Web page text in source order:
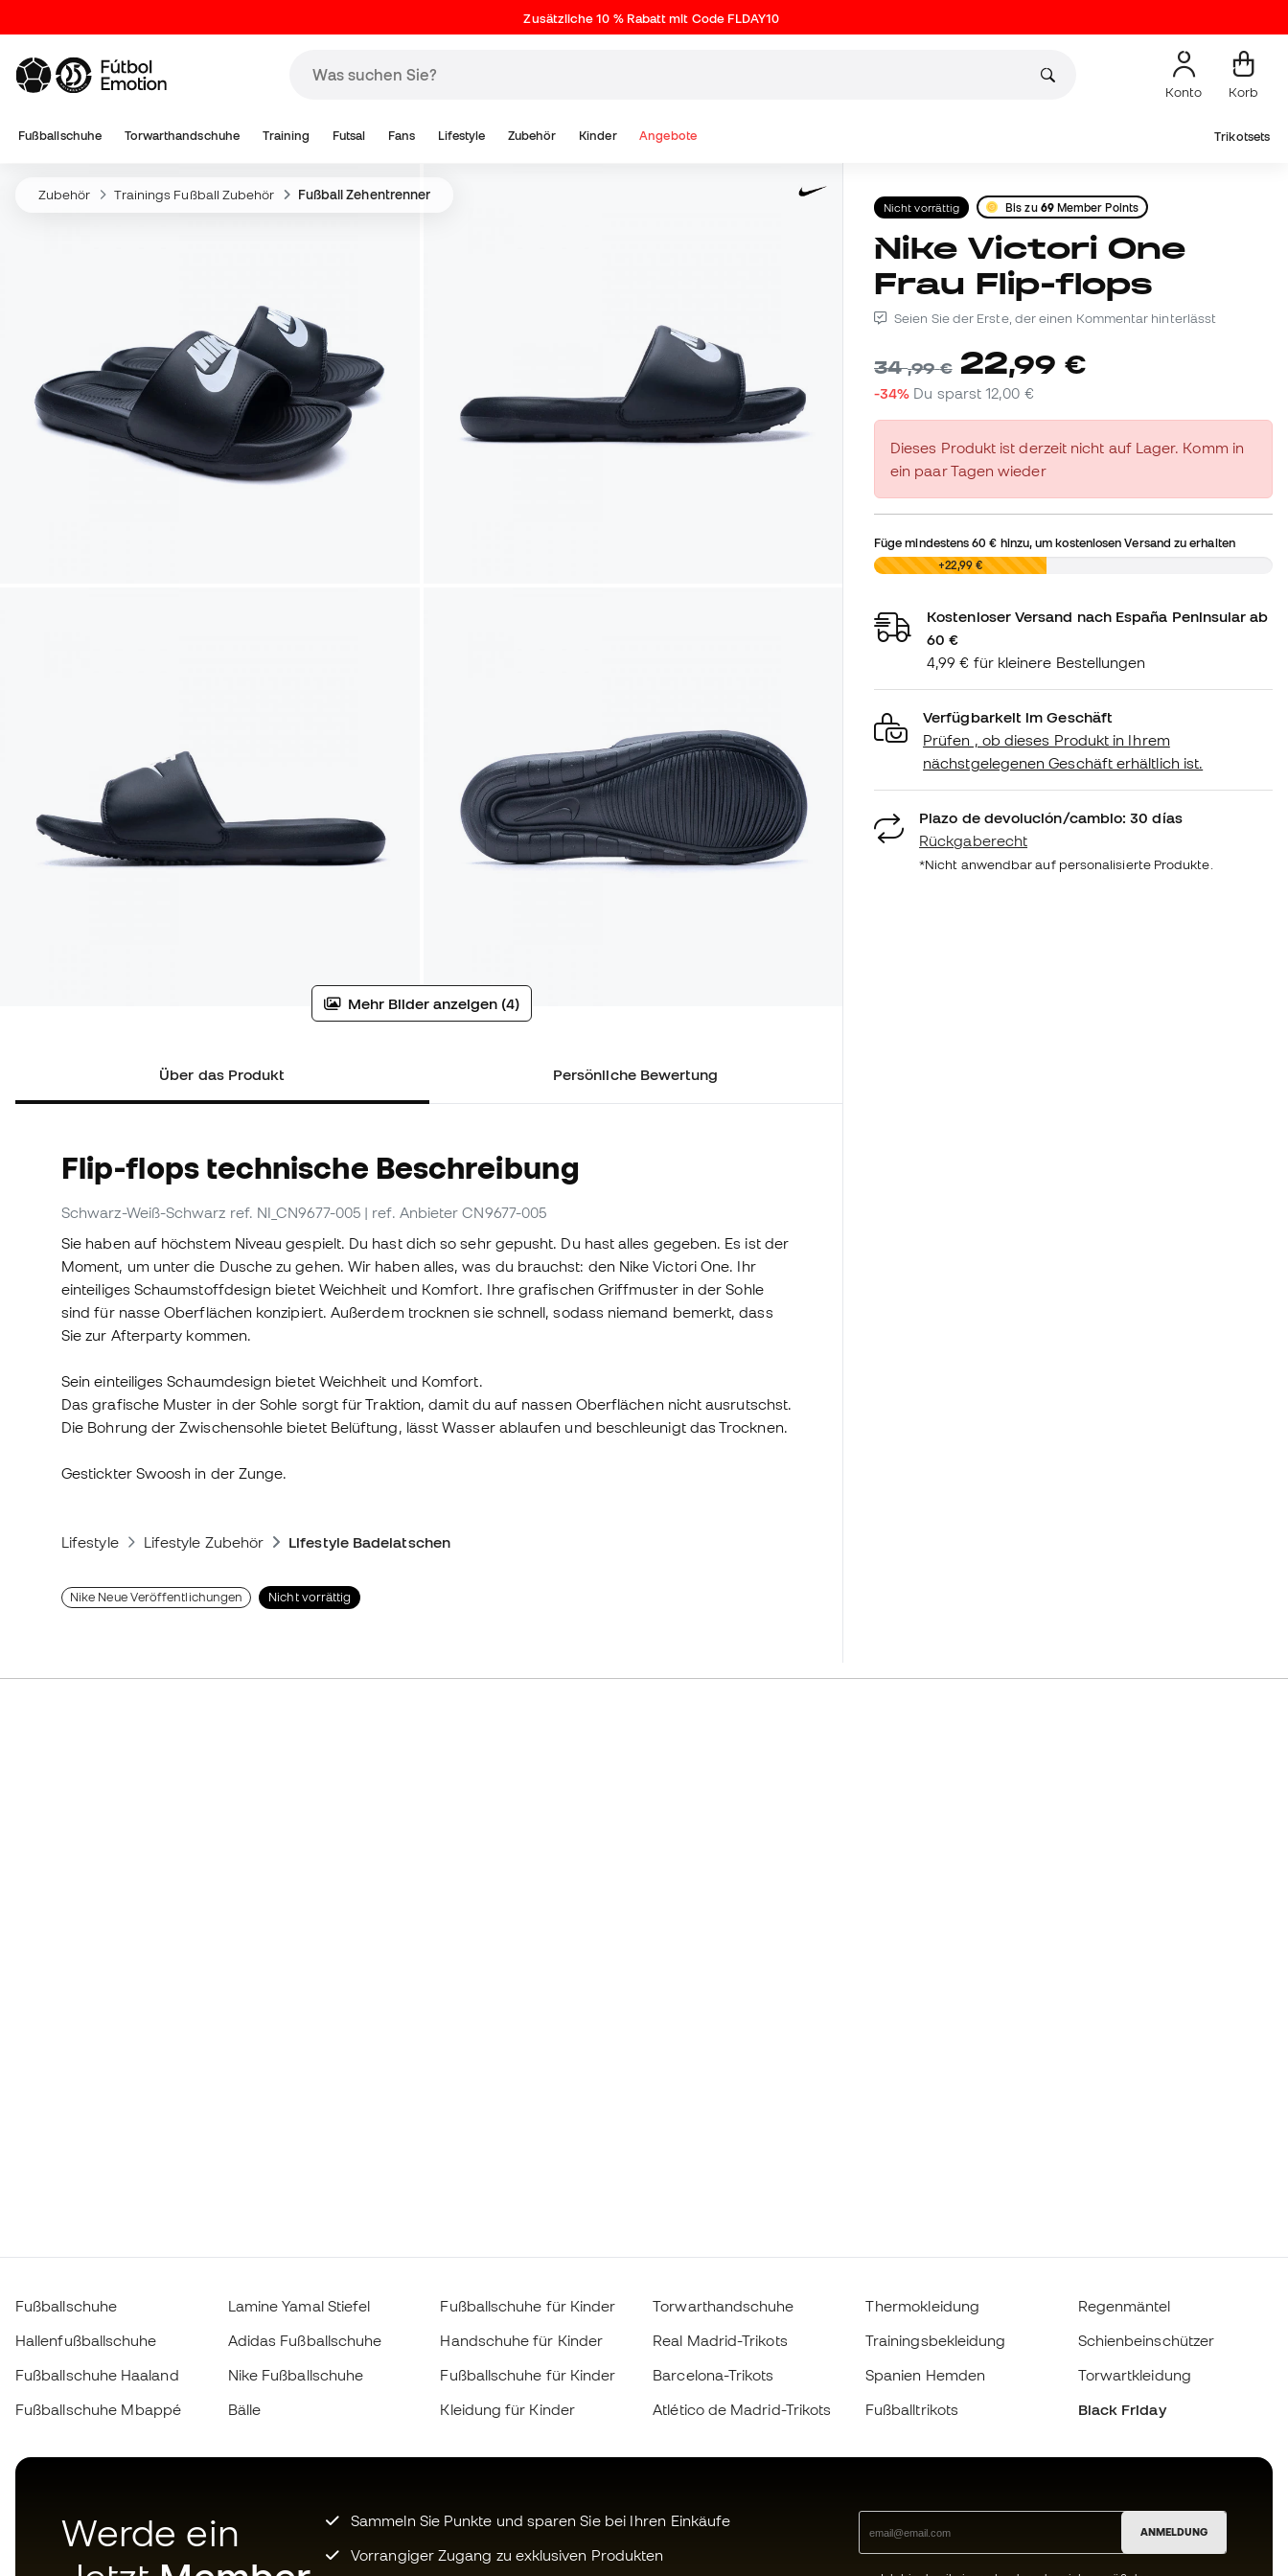
Zusätzliche 10 % Rabatt mit Code FLDAY10
Konto Korb
Fußballschuhe Torwarthandschuhe Training Futsal Fans Lifestyle Zubehör Kinder Angebote Trikotsets
Zubehör Trainings Fußball Zubehör Fußball Zehentrenner
Mehr Bilder anzeigen (4)
Über das Produkt Persönliche Bewertung
Flip-flops technische Beschreibung
Schwarz-Weiß-Schwarz ref. NI_CN9677-005 | ref. Anbieter CN9677-005
Sie haben auf höchstem Niveau gespielt. Du hast dich so sehr gepusht. Du hast alles gegeben. Es ist der
Moment, um unter die Dusche zu gehen. Wir haben alles, was du brauchst: den Nike Victori One. Ihr
einteiliges Schaumstoffdesign bietet Weichheit und Komfort. Ihre grafischen Griffmuster in der Sohle
sind für nasse Oberflächen konzipiert. Außerdem trocknen sie schnell, sodass niemand bemerkt, dass
Sie zur Afterparty kommen.
Sein einteiliges Schaumdesign bietet Weichheit und Komfort.
Das grafische Muster in der Sohle sorgt für Traktion, damit du auf nassen Oberflächen nicht ausrutschst.
Die Bohrung der Zwischensohle bietet Belüftung, lässt Wasser ablaufen und beschleunigt das Trocknen.
Gestickter Swoosh in der Zunge.
Lifestyle Lifestyle Zubehör Lifestyle Badelatschen
Nike Neue Veröffentlichungen Nicht vorrättig
Nicht vorrättig Bis zu 69Member Points
Nike Victori One
Frau Flip-flops
Seien Sie der Erste, der einen Kommentar hinterlässt
34,99 € 22,99 €
-34% Du sparst12,00 €
Dieses Produkt ist derzeit nicht auf Lager. Komm in
ein paar Tagen wieder
Füge mindestens60 € hinzu, um kostenlosen Versand zu erhalten
0,00 € +22,99 €
Kostenloser Versand nach España Peninsular ab
60 €
4,99 € für kleinere Bestellungen
Verfügbarkeit im Geschäft
Prüfen , ob dieses Produkt in Ihrem
nächstgelegenen Geschäft erhältlich ist.
Plazo de devolución/cambio: 30 días
Rückgaberecht
*Nicht anwendbar auf personalisierte Produkte.
Fußballschuhe
Hallenfußballschuhe
Fußballschuhe Haaland
Fußballschuhe Mbappé
Lamine Yamal Stiefel
Adidas Fußballschuhe
Nike Fußballschuhe
Bälle
Fußballschuhe für Kinder
Handschuhe für Kinder
Fußballschuhe für Kinder
Kleidung für Kinder
Torwarthandschuhe
Real Madrid-Trikots
Barcelona-Trikots
Atlético de Madrid-Trikots
Thermokleidung
Trainingsbekleidung
Spanien Hemden
Fußballtrikots
Regenmäntel
Schienbeinschützer
Torwartkleidung
Black Friday
Werde ein
Sammeln Sie Punkte und sparen Sie bei Ihren Einkäufe
Vorrangiger Zugang zu exklusiven Produkten
ANMELDUNG